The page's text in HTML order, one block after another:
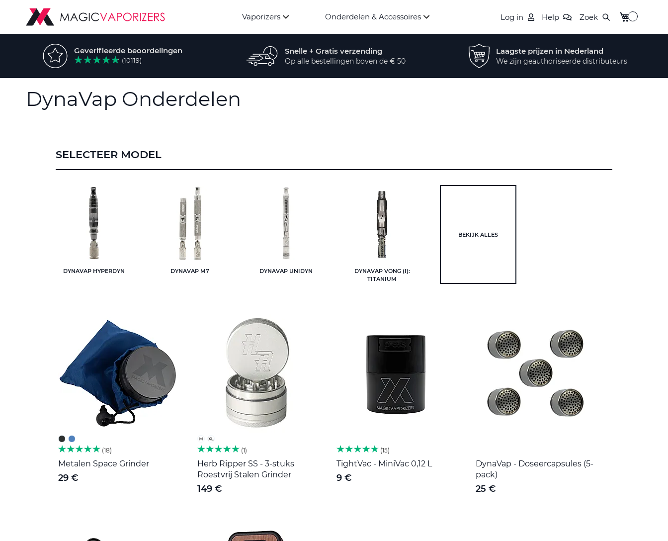
Vaporizers Onderdelen & Accessoires Log in Help Zoek Winkelwagen
Geverifieerde beoordelingen
(10119)
Snelle + Gratis verzending
Op alle bestellingen boven de € 50
Laagste prijzen in Nederland
We zijn geauthoriseerde distributeurs
DynaVap Onderdelen
SELECTEER MODEL
DYNAVAP HYPERDYN DYNAVAP M7 DYNAVAP UNIDYN
DYNAVAP VONG (I):
TITANIUM
BEKIJK ALLES
18
Metalen Space Grinder
29 €
1
Herb Ripper SS - 3-stuks
Roestvrij Stalen Grinder
149 €
15
TightVac - MiniVac 0,12 L
9 €
DynaVap - Doseercapsules (5-
pack)
25 €